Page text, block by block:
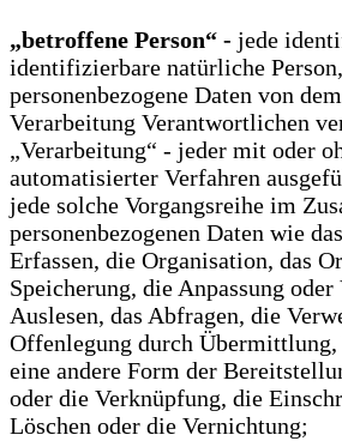
„betroffene Person“ - jede
identifizierbare natürliche
personenbezogene Daten von
Verarbeitung Verantwortlichen
„Verarbeitung“ - jeder mit oder
automatisierter Verfahren
jede solche Vorgangsreihe im
personenbezogenen Daten wie
Erfassen, die Organisation, das
Speicherung, die Anpassung oder
Auslesen, das Abfragen, die
Offenlegung durch
eine andere Form der
oder die Verknüpfung, die
Löschen oder die Vernichtung;